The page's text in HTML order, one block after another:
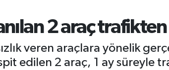
2 araç
veren araçlara yönelik
edilen 2 araç, 1 ay süreyle